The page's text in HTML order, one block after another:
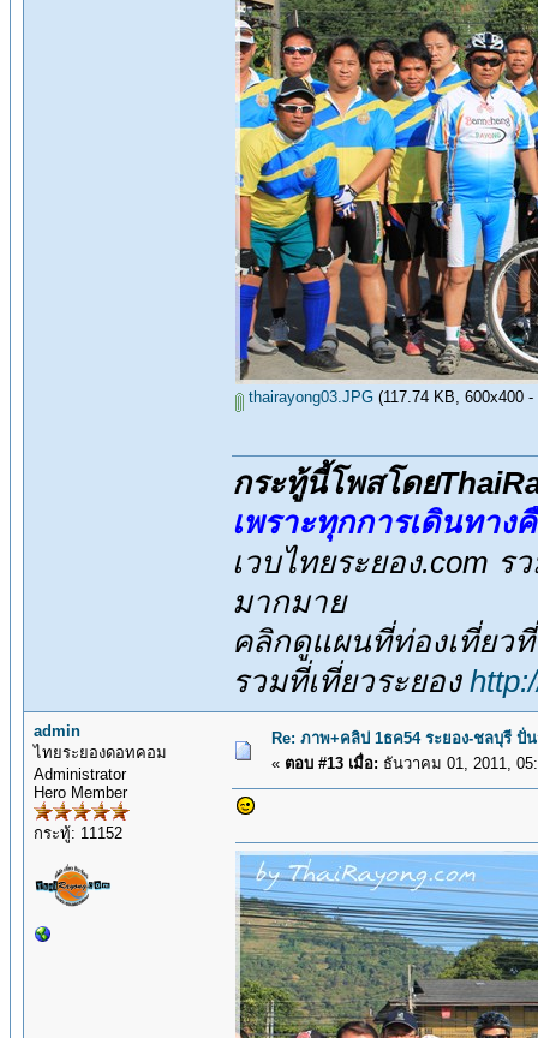
thairayong03.JPG (117.74 KB, 600x400
กระทู้นี้โพสโดย
เพราะทุกการเดินทาง
เวบไทยระยอง.com
มากมาย
คลิกดูแผนที่ท่องเที่ยว
รวมที่เที่ยวระยอง
admin
ไทยระยองดอทคอม
Administrator
Hero Member
กระทู้: 11152
Re: ภาพ+คลิป 1ธค54 ระยอง-ชลบุรี ปั่
« ตอบ #13 เมื่อ: ธันวาคม 01, 2011,